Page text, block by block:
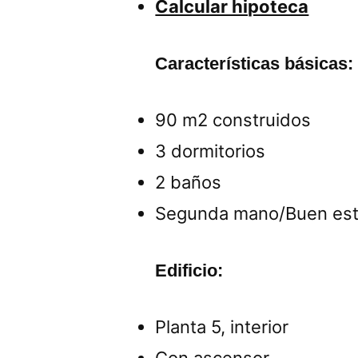
Calcular hipoteca
Características básicas:
90 m2 construidos
3 dormitorios
2 baños
Segunda mano/Buen
Edificio:
Planta 5, interior